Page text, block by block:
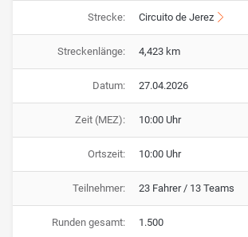
Strecke: Circuito de Jerez
Streckenlänge: 4,423 km
Datum: 27.04.2026
Zeit (MEZ): 10:00 Uhr
Ortszeit: 10:00 Uhr
Teilnehmer: 23 Fahrer / 13 Teams
Runden gesamt: 1.500